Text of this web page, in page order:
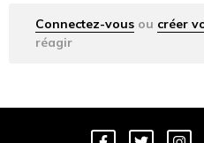
Connectez-vous ou créer
réagir